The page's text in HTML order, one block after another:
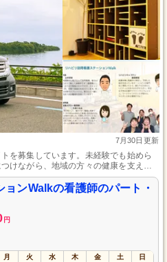
7月30日更新
を募集しています。未経験でも始めら
けながら、地域の方々の健康を支える
務は都合に合わせて調整可能で、丁寧
るサポート体制で成長を促します。プ
したい方におすすめの環境です。
ョンWalkの看護師のパート・
円
月 火 水 木 金 土 日